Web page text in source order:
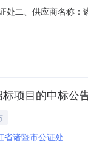
处二、供应商名称
务（定点采购）项
项目的中标公
省诸暨市公证处